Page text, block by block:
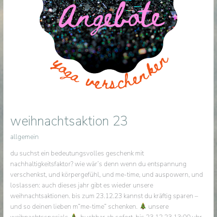
weihnachtsaktion 23
allgemein
du suchst ein bedeutungsvolles geschenk mit
nachhaltigkeitsfaktor? wie wär’s denn wenn du entspannung
verschenkst, und körpergefühl, und me-time, und auspowern, und
loslassen: auch dieses jahr gibt es wieder unsere
weihnachtsaktionen. bis zum 23.12.23 kannst du kräftig sparen –
und so deinen lieben m“me-time“ schenken.
unsere